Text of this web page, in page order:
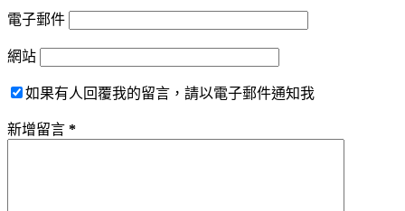
電子郵件
網站
如果有人回覆我的留言，請以電子郵件通知我
新增留言 *